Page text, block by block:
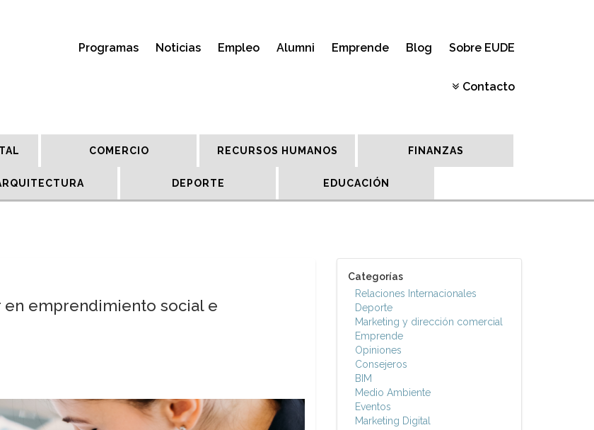
Programas Noticias Empleo Alumni Emprende Blog Sobre EUDE
Contacto
COMERCIO RECURSOS HUMANOS FINANZAS
DEPORTE EDUCACIÓN
en emprendimiento social e
Categorías
Relaciones Internacionales
Deporte
Marketing y dirección comercial
Emprende
Opiniones
Consejeros
BIM
Medio Ambiente
Eventos
Marketing Digital